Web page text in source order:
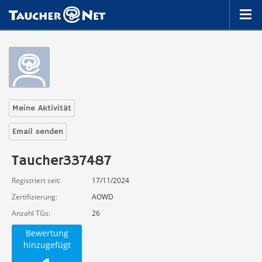
Meine Aktivität
Email senden
Taucher337487
Registriert seit
17/11/2024
Zertifizierung
AOWD
Anzahl TGs
26
Bewertung
hinzugefügt